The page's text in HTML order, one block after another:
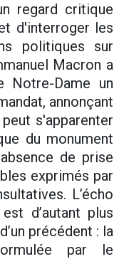
regard critique
d'interroger les
politiques sur
Macron a
Dame un
annonçant
s'apparenter
du monument
de prise
exprimés par
L’écho
d’autant plus
précédent : la
par le